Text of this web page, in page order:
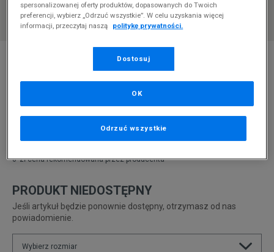
PUMA MAYZE GENTLE WNS
0 zł cena rekomendowana przez producenta
229,99 zł
PRODUKT NIEDOSTĘPNY
Jeśli artykuł będzie ponownie dostępny, otrzymasz od nas
powiadomienie.
Wybierz rozmiar
spersonalizowanej oferty produktów, dopasowanych do Twoich
preferencji, wybierz „Odrzuć wszystkie”. W celu uzyskania więcej
informacji, przeczytaj naszą
politykę prywatności.
Dostosuj
Odrzuć wszystkie
OK